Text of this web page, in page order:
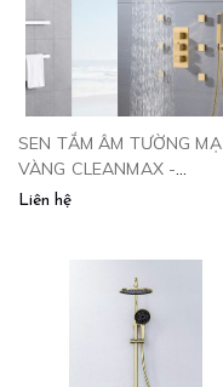
SEN TẮM ÂM TƯỜNG MẠ
VÀNG CLEANMAX -
EU1103LS
Liên hệ